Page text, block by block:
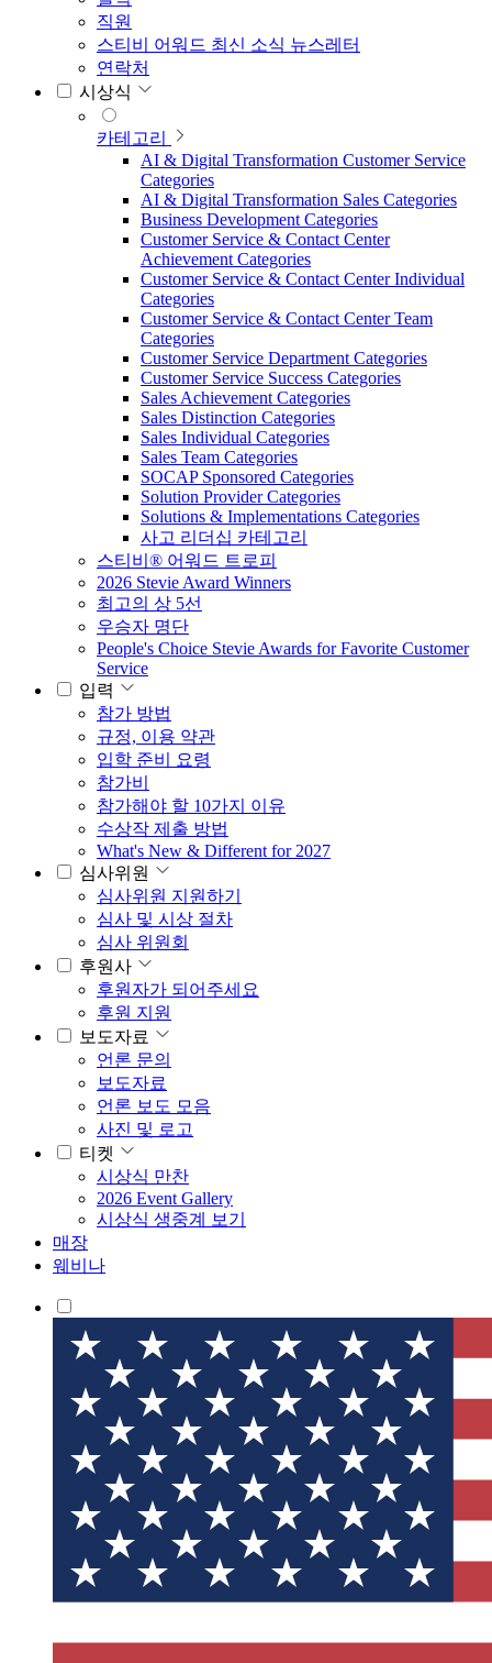
직원
스티비 어워드 최신 소식 뉴스레터
연락처
시상식
카테고리
AI & Digital Transformation Customer Service
Categories
AI & Digital Transformation Sales Categories
Business Development Categories
Customer Service & Contact Center
Achievement Categories
Customer Service & Contact Center Individual
Categories
Customer Service & Contact Center Team
Categories
Customer Service Department Categories
Customer Service Success Categories
Sales Achievement Categories
Sales Distinction Categories
Sales Individual Categories
Sales Team Categories
SOCAP Sponsored Categories
Solution Provider Categories
Solutions & Implementations Categories
사고 리더십 카테고리
스티비® 어워드 트로피
2026 Stevie Award Winners
최고의 상 5선
우승자 명단
People's Choice Stevie Awards for Favorite Customer
Service
입력
참가 방법
규정, 이용 약관
입학 준비 요령
참가비
참가해야 할 10가지 이유
수상작 제출 방법
What's New & Different for 2027
심사위원
심사위원 지원하기
심사 및 시상 절차
심사 위원회
후원사
후원자가 되어주세요
후원 지원
보도자료
언론 문의
보도자료
언론 보도 모음
사진 및 로고
티켓
시상식 만찬
2026 Event Gallery
시상식 생중계 보기
매장
웨비나